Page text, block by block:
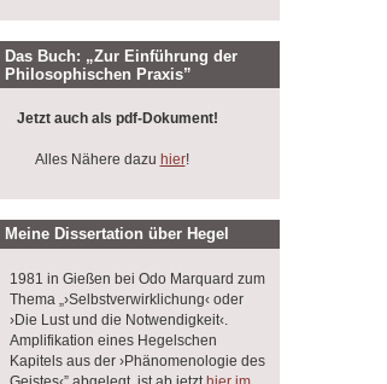
Das Buch: „Zur Einführung der
Philosophischen Praxis”
Jetzt auch als pdf-Dokument!
Alles Nähere dazu hier!
Meine Dissertation über Hegel
1981 in Gießen bei Odo Marquard zum
Thema „›Selbstverwirklichung‹ oder
›Die Lust und die Notwendigkeit‹.
Amplifikation eines Hegelschen
Kapitels aus der ›Phänomenologie des